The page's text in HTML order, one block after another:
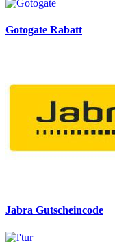
Gotogate Rabatt
Jabra Gutscheincode